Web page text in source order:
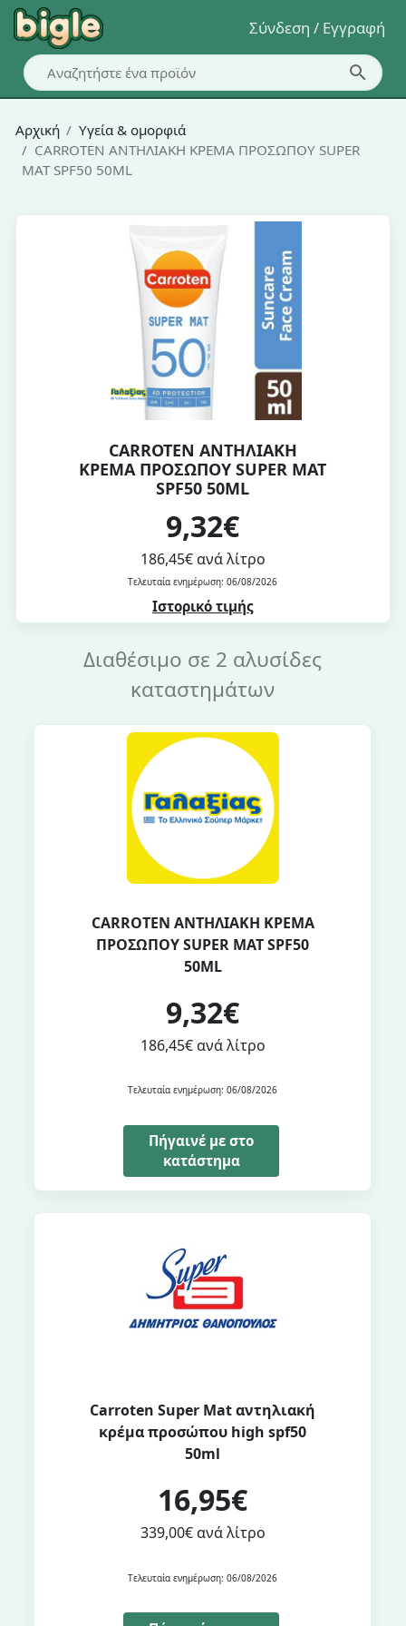
Σύνδεση / Εγγραφή
Αρχική
Υγεία & ομορφιά
CARROTEN ΑΝΤΗΛΙΑΚΗ ΚΡΕΜΑ ΠΡΟΣΩΠΟΥ SUPER
MAT SPF50 50ML
CARROTEN ΑΝΤΗΛΙΑΚΗ
ΚΡΕΜΑ ΠΡΟΣΩΠΟΥ SUPER MAT
SPF50 50ML
9,32€
186,45€ ανά λίτρο
Τελευταία ενημέρωση: 06/08/2026
Ιστορικό τιμής
Διαθέσιμο σε 2 αλυσίδες
καταστημάτων
CARROTEN ΑΝΤΗΛΙΑΚΗ ΚΡΕΜΑ
ΠΡΟΣΩΠΟΥ SUPER MAT SPF50
50ML
9,32€
186,45€ ανά λίτρο
Τελευταία ενημέρωση: 06/08/2026
Πήγαινέ με στο
κατάστημα
Carroten Super Mat αντηλιακή
κρέμα προσώπου high spf50
50ml
16,95€
339,00€ ανά λίτρο
Τελευταία ενημέρωση: 06/08/2026